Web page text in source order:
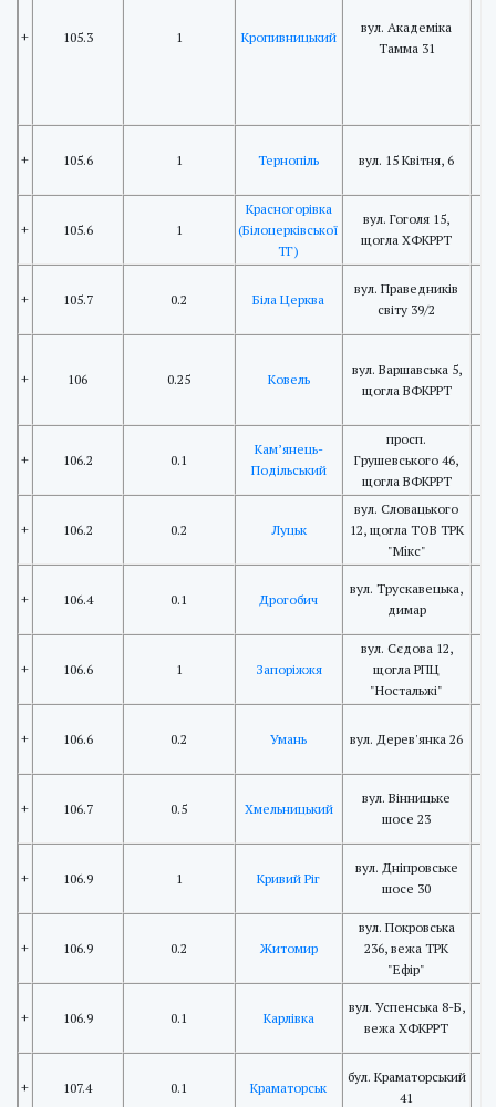
+ 105.3 1 Кропивницький
вул. Академіка
Тамма 31
+ 105.6 1 Тернопіль вул. 15 Квітня, 6
+ 105.6 1
Красногорівка
(Білоцерківської
ТГ)
вул. Гоголя 15,
щогла ХФКРРТ
+ 105.7 0.2 Біла Церква
вул. Праведників
світу 39/2
+ 106 0.25 Ковель
вул. Варшавська 5,
щогла ВФКРРТ
+ 106.2 0.1
Кам’янець-
Подільський
просп.
Грушевського 46,
щогла ВФКРРТ
+ 106.2 0.2 Луцьк
вул. Словацького
12, щогла ТОВ ТРК
"Мiкс"
+ 106.4 0.1 Дрогобич
вул. Трускавецька,
димар
+ 106.6 1 Запоріжжя
вул. Сєдова 12,
щогла РПЦ
"Ностальжі"
+ 106.6 0.2 Умань вул. Дерев'янка 26
+ 106.7 0.5 Хмельницький
вул. Вінницьке
шосе 23
+ 106.9 1 Кривий Ріг
вул. Дніпровське
шосе 30
+ 106.9 0.2 Житомир
вул. Покровська
236, вежа ТРК
"Ефір"
+ 106.9 0.1 Карлівка
вул. Успенська 8-Б,
вежа ХФКРРТ
+ 107.4 0.1 Краматорськ
бул. Краматорський
41